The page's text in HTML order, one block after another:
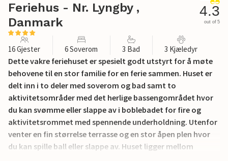
Feriehus - Nr. Lyngby ,
Danmark
4.3
out of 5
16 Gjester 6 Soverom 3 Bad 3 Kjæledyr
Dette vakre feriehuset er spesielt godt utstyrt for å møte
behovene til en stor familie for en ferie sammen. Huset er
delt inn i to deler med soverom og bad samt to
aktivitetsområder med det herlige bassengområdet hvor
du kan svømme eller slappe av i boblebadet for fire og
aktivitetsrommet med spennende underholdning. Utenfor
venter en fin størrelse terrasse og en stor åpen plen hvor
du kan spille ball eller slappe av. Huset ligger mellom